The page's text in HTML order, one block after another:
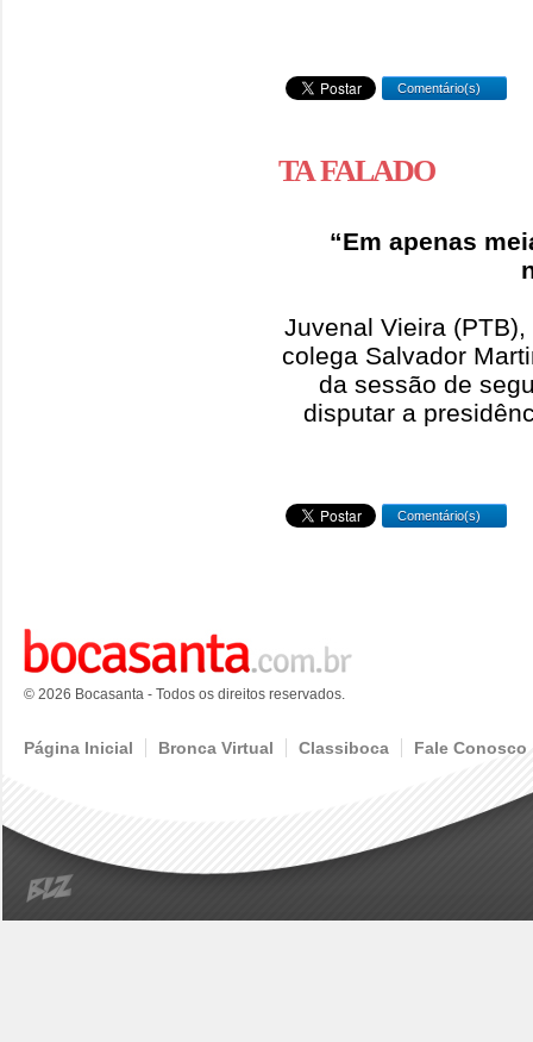
Comentário(s)
TA FALADO
“Em apenas
Juvenal Vieira
colega Salvador
da sessão de
disputar a
Comentário(s)
© 2026 Bocasanta - Todos os direitos reservados.
Página Inicial Bronca Virtual Classiboca Fale Conosco